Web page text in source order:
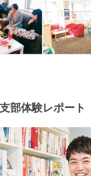
支部体験レポート